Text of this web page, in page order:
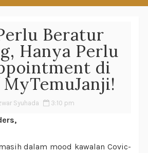
Beratur
Hanya Perlu
di
Syuhada 3:10 pm
dalam mood kawalan Covic-